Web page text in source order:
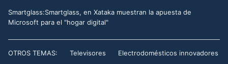
Smartglass:Smartglass, en Xataka muestran la apuesta de
Microsoft para el "hogar digital"
OTROS TEMAS: Televisores Electrodomésticos innovadores